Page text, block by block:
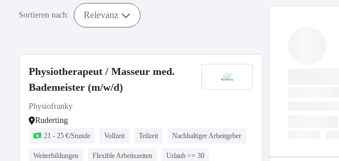
Sortieren nach: Relevanz
Physiotherapeut / Masseur med.
Bademeister (m/w/d)
Physiofranky
Ruderting
21 - 25 €/Stunde Vollzeit Teilzeit Nachhaltiger Arbeitgeber
Weiterbildungen Flexible Arbeitszeiten Urlaub >= 30